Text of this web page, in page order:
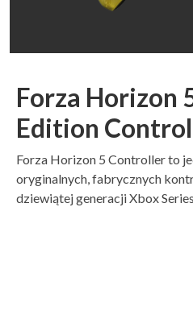
Forza Horizon
Edition
Forza Horizon 5 Controller to
oryginalnych, fabrycznych
dziewiątej generacji Xbox Series